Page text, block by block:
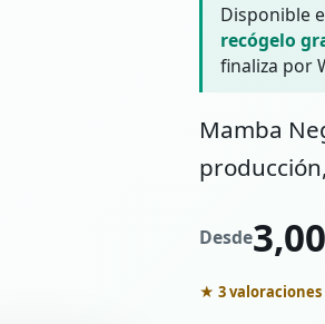
Disponible
recógelo
finaliza por
Mamba
Desde
★ 3 valoraciones